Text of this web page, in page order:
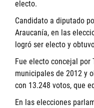
electo.
Candidato a diputado
Araucanía, en las
logró ser electo y
Fue electo concejal por
municipales de 2012 y
con 13.248 votos, que
En las elecciones